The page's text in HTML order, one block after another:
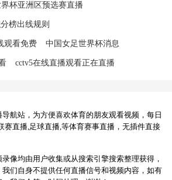
杯亚洲区预选赛直播
榜出线规则
观看免费 中国女足世界杯消息
cctv5在线直播观看正在直播
航站，为方便喜欢体育的朋友观看视频，每日
赛直播,足球直播,等体育赛事直播，无插件直接
像均由用户收集或从搜索引擎搜索整理获得，
们自身不提供任何直播信号和视频内容，如有